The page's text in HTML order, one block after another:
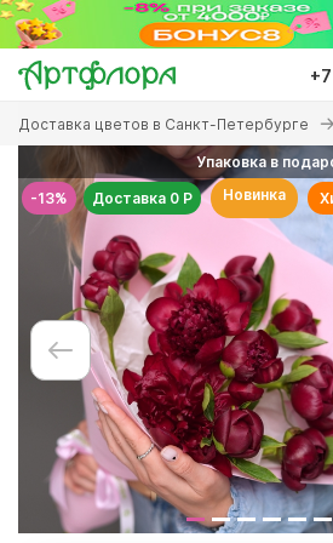
Перейти
основному
содержанию
Вы
здесь
Доставка цветов в Санкт-Петербурге
-13%
Упаковка в
Доставка 0 Р
Новинка